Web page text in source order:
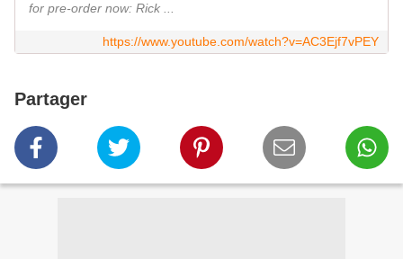
for pre-order now: Rick ...
https://www.youtube.com/watch?v=AC3Ejf7vPEY
Partager